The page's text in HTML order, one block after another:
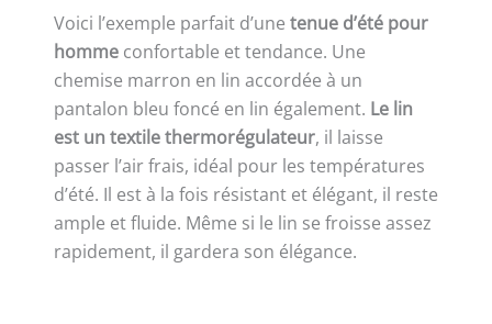
Voici l’exemple parfait d’une tenue d’été pour
hommeconfortable et tendance. Une
chemise marron en lin accordée à un
pantalon bleu foncé en lin également. Le lin
est un textile thermorégulateur, il laisse
passer l’air frais, idéal pour les températures
d’été. Il est à la fois résistant et élégant, il reste
ample et fluide. Même si le lin se froisse assez
rapidement, il gardera son élégance.